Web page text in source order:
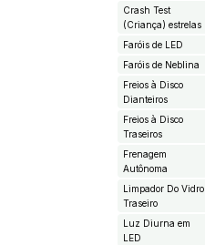
Crash Test
(Criança) estrelas
Faróis de LED
Faróis de Neblina
Freios à Disco
Dianteiros
Freios à Disco
Traseiros
Frenagem
Autônoma
Limpador Do Vidro
Traseiro
Luz Diurna em
LED